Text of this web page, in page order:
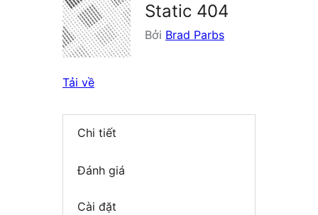
Static 404
Bởi Brad Parbs
Tải về
Chi tiết
Đánh giá
Cài đặt